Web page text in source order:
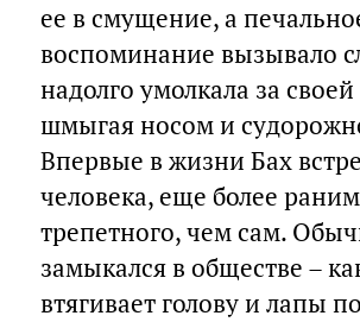
ее в смущение, а
воспоминание вызывало
надолго умолкала за
шмыгая носом и
Впервые в жизни Бах
человека, еще более
трепетного, чем сам.
замыкался в обществе –
втягивает голову и лапы